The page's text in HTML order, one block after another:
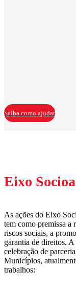
Saiba como ajudar
Eixo
As ações do Eixo
tem como premissa a
riscos sociais, a
garantia de direitos.
celebração de
Municípios,
trabalhos: